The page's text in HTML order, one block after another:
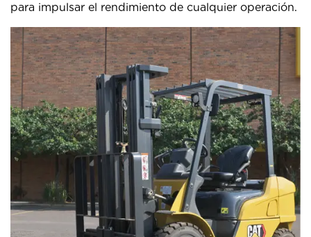
para impulsar el rendimiento de cualquier operación.